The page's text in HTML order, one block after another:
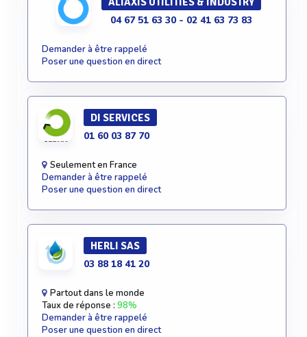
04 67 51 63 30 - 02 41 63 73 83
Demander à être rappelé
Poser une question en direct
DI SERVICES
01 60 03 87 70
Seulement en France
Demander à être rappelé
Poser une question en direct
HERLI SAS
03 88 18 41 20
Partout dans le monde
Taux de réponse : 98%
Demander à être rappelé
Poser une question en direct